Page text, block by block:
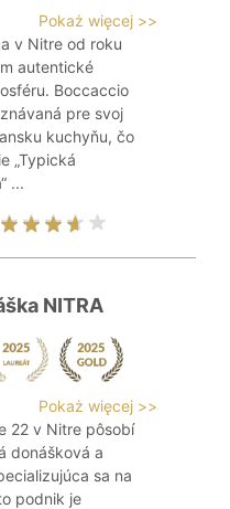
Pokaż więcej >>
v Nitre od roku
autentické
Boccaccio
pre svoj
kuchyňu, čo
„Typická
...
NITRA
Pokaż więcej >>
22 v Nitre pôsobí
donášková a
sa na
podnik je